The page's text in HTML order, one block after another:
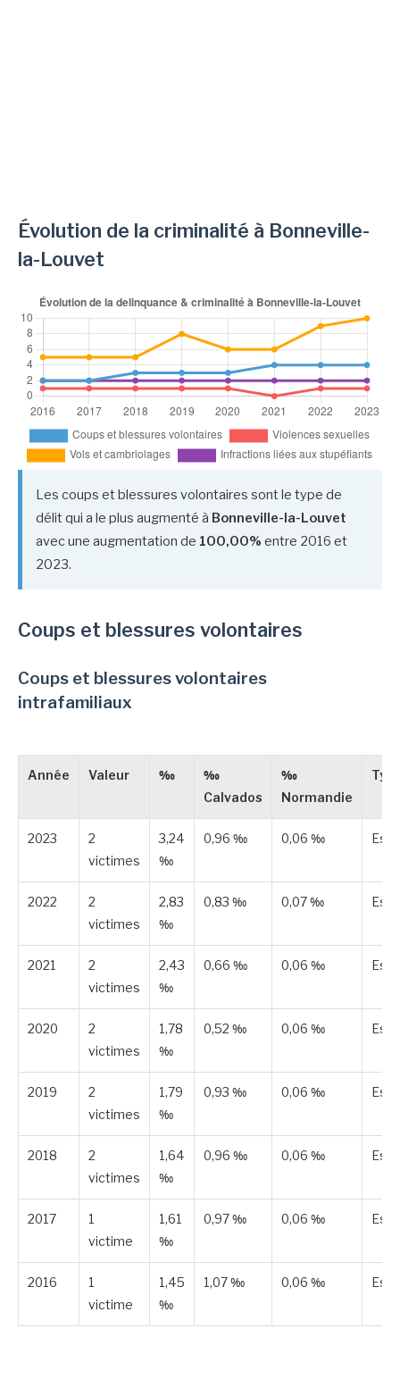
Évolution de la criminalité à Bonneville-
la-Louvet
Les coups et blessures volontaires sont le type de
délit qui a le plus augmenté à Bonneville-la-Louvet
avec une augmentation de 100,00% entre 2016 et
2023.
Coups et blessures volontaires
Coups et blessures volontaires
intrafamiliaux
Année Valeur ‰
‰
Calvados
‰
Normandie
2023
2
victimes
3,24
‰
0,96 ‰ 0,06 ‰
2022
2
victimes
2,83
‰
0,83 ‰ 0,07 ‰
2021
2
victimes
2,43
‰
0,66 ‰ 0,06 ‰
2020
2
victimes
1,78
‰
0,52 ‰ 0,06 ‰
2019
2
victimes
1,79
‰
0,93 ‰ 0,06 ‰
2018
2
victimes
1,64
‰
0,96 ‰ 0,06 ‰
2017
1
victime
1,61
‰
0,97 ‰ 0,06 ‰
2016
1
victime
1,45
‰
1,07 ‰ 0,06 ‰